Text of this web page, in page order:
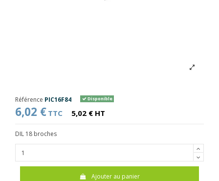
Référence PIC16F84 Disponible
6,02 € TTC 5,02 € HT
DIL 18 broches
Ajouter au panier